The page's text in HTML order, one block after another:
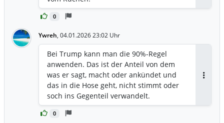
0
Ywreh, 04.01.2026 23:02 Uhr
0
Bei Trump kann man die 90%-Regel
anwenden. Das ist der Anteil von dem
was er sagt, macht oder ankündet und
das in die Hose geht, nicht stimmt oder
soch ins Gegenteil verwandelt.